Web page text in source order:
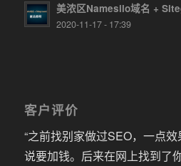
美浓区Namesilo域名 +
2020-11-17 - 17:39
客户评价
“之前找别家做过SEO，一点
说要加钱。后来在网上找到了